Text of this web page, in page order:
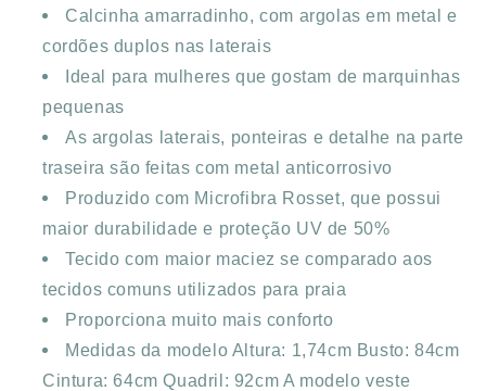
Calcinha amarradinho, com argolas em metal e
cordões duplos nas laterais
Ideal para mulheres que gostam de marquinhas
pequenas
As argolas laterais, ponteiras e detalhe na parte
traseira são feitas com metal anticorrosivo
Produzido com Microfibra Rosset, que possui
maior durabilidade e proteção UV de 50%
Tecido com maior maciez se comparado aos
tecidos comuns utilizados para praia
Proporciona muito mais conforto
Medidas da modelo Altura: 1,74cm Busto: 84cm
Cintura: 64cm Quadril: 92cm A modelo veste